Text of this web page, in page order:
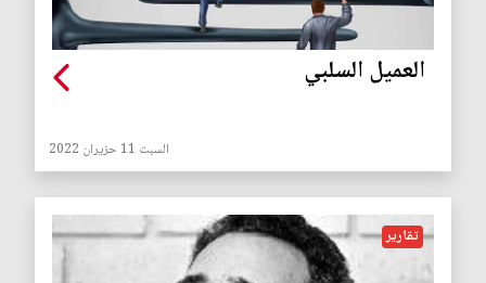
العميل السلبي
السبت 11 حزيران 2022
تقارير